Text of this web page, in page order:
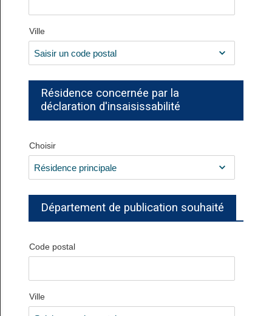
Ville
Résidence concernée par la
déclaration d'insaisissabilité
Choisir
Département de publication souhaité
Code postal
Ville